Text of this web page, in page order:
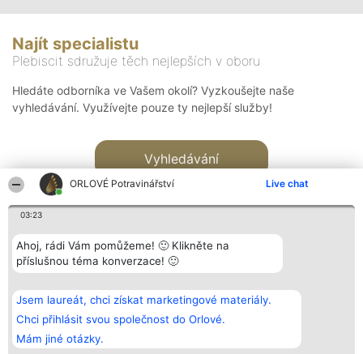
ORLOVÉ Potravinářství Live chat
03:23
Ahoj, rádi Vám pomůžeme! 🙂 Klikněte na
příslušnou téma konverzace! 🙂
Jsem laureát, chci získat marketingové materiály.
Chci přihlásit svou společnost do Orlové.
Mám jiné otázky.
Najít specialistu
Plebiscit sdružuje těch nejlepších v oboru
Hledáte odborníka ve Vašem okolí? Vyzkoušejte naše
vyhledávání. Využívejte pouze ty nejlepší služby!
Vyhledávání
Bright Side Solutions sp. z o.
o. sp. k.
ul. Ruska 22
Wrocław 50-079
KRS 0000749100 | Regon
381313360 | NIP 8943132676
Vítězové
Seznam všech
laureátů
Zásady
Zásady
Kontakt